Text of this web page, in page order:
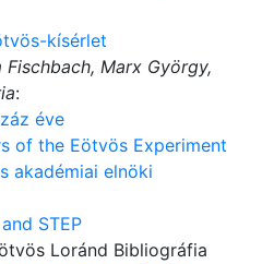
kísérlet
Marx György,
:
éve
of the Eötvös Experiment
akadémiai elnöki
STEP
Loránd Bibliográfia